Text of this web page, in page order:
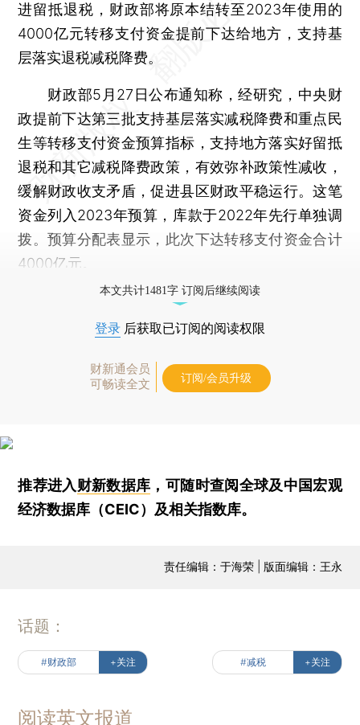
进留抵退税，财政部将原本结转至2023年使用的
4000亿元转移支付资金提前下达给地方，支持基
层落实退税减税降费。
财政部5月27日公布通知称，经研究，中央财
政提前下达第三批支持基层落实减税降费和重点民
生等转移支付资金预算指标，支持地方落实好留抵
退税和其它减税降费政策，有效弥补政策性减收，
缓解财政收支矛盾，促进县区财政平稳运行。这笔
资金列入2023年预算，库款于2022年先行单独调
拨。预算分配表显示，此次下达转移支付资金合计
4000亿元。
本文共计1481字 订阅后继续阅读
登录 后获取已订阅的阅读权限
财新通会员
可畅读全文
订阅/会员升级
推荐进入财新数据库 ，可随时查阅全球及中国宏观
经济数据库（CEIC）及相关指数库。
责任编辑：于海荣 | 版面编辑：王永
话题：
#财政部 +关注 #减税 +关注
阅读英文报道